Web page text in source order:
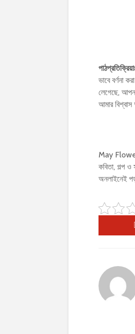
ভাবে বর্ণনা
লেগেছে,
আমার
May Flower
কবিতা, গল্প
অনলাইনেই